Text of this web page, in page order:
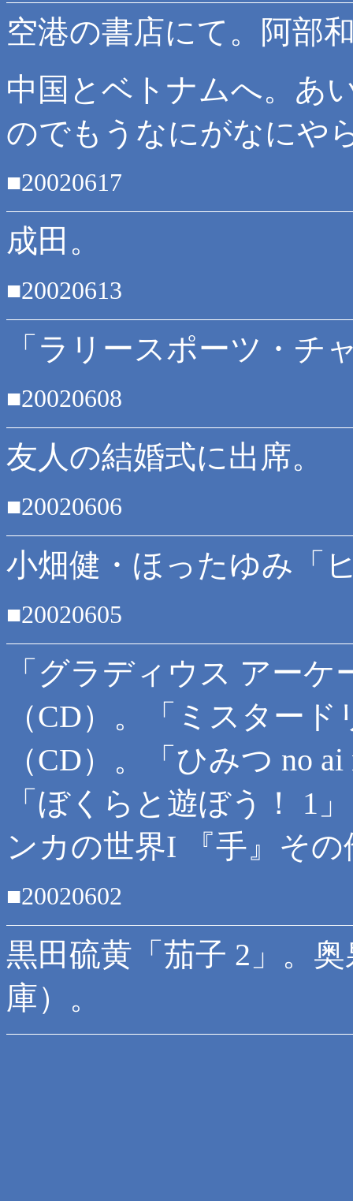
空港の書店にて。阿部
中国とベトナムへ。あ
のでもうなにがなにや
■20020617
成田。
■20020613
「ラリースポーツ・チ
■20020608
友人の結婚式に出席。
■20020606
小畑健・ほったゆみ「
■20020605
「グラディウス アー
（CD）。「ミスター
（CD）。「ひみつ no
「ぼくらと遊ぼう！ 1
ンカの世界I 『手』そ
■20020602
黒田硫黄「茄子 2」。
庫）。